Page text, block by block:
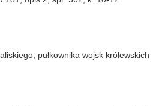
pułkownika wojsk królewskich